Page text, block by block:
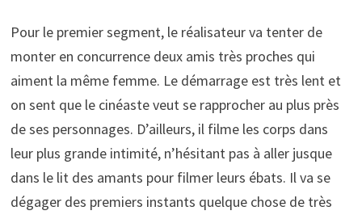
Pour le premier segment, le réalisateur va tenter de
monter en concurrence deux amis très proches qui
aiment la même femme. Le démarrage est très lent et
on sent que le cinéaste veut se rapprocher au plus près
de ses personnages. D’ailleurs, il filme les corps dans
leur plus grande intimité, n’hésitant pas à aller jusque
dans le lit des amants pour filmer leurs ébats. Il va se
dégager des premiers instants quelque chose de très